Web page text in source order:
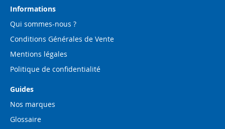
d’information
Informations
Qui sommes-nous ?
Conditions Générales de Vente
Mentions légales
Politique de confidentialité
Guides
Nos marques
Glossaire